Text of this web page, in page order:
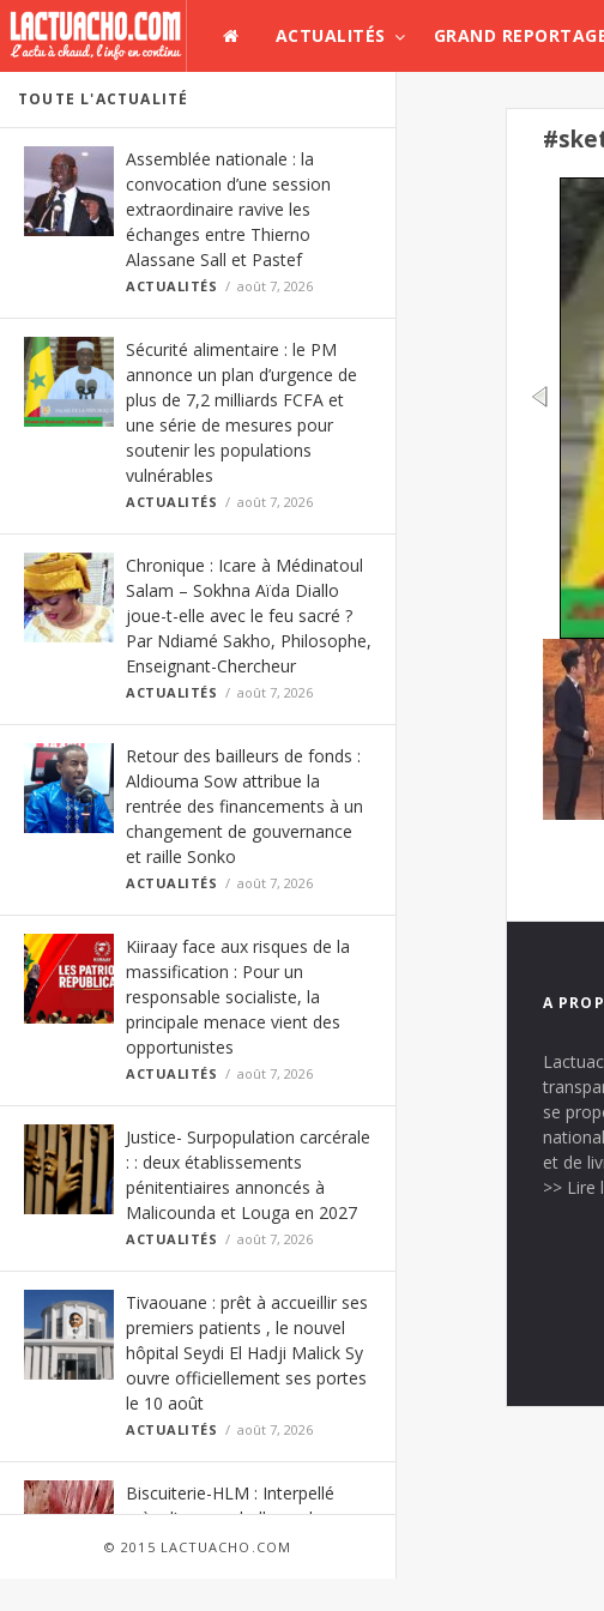
ACTUALITÉS GRAND
TOUTE L'ACTUALITÉ
Assemblée nationale : la
convocation d’une session
extraordinaire ravive les
échanges entre Thierno
Alassane Sall et Pastef
ACTUALITÉS août 7, 2026
Sécurité alimentaire : le PM
annonce un plan d’urgence de
plus de 7,2 milliards FCFA et
une série de mesures pour
soutenir les populations
vulnérables
ACTUALITÉS août 7, 2026
Chronique : Icare à Médinatoul
Salam – Sokhna Aïda Diallo
joue-t-elle avec le feu sacré ?
Par Ndiamé Sakho, Philosophe,
Enseignant-Chercheur
ACTUALITÉS août 7, 2026
Retour des bailleurs de fonds :
Aldiouma Sow attribue la
rentrée des financements à un
changement de gouvernance
et raille Sonko
ACTUALITÉS août 7, 2026
Kiiraay face aux risques de la
massification : Pour un
responsable socialiste, la
principale menace vient des
opportunistes
ACTUALITÉS août 7, 2026
Justice- Surpopulation carcérale
: : deux établissements
pénitentiaires annoncés à
Malicounda et Louga en 2027
ACTUALITÉS août 7, 2026
Tivaouane : prêt à accueillir ses
premiers patients , le nouvel
hôpital Seydi El Hadji Malick Sy
ouvre officiellement ses portes
le 10 août
ACTUALITÉS août 7, 2026
Biscuiterie-HLM : Interpellé
près d’une poubelle, un homme
arrêté pour tentative de vente
© 2015 LACTUACHO.COM
Le
lire
A
se
et de
>> Lire